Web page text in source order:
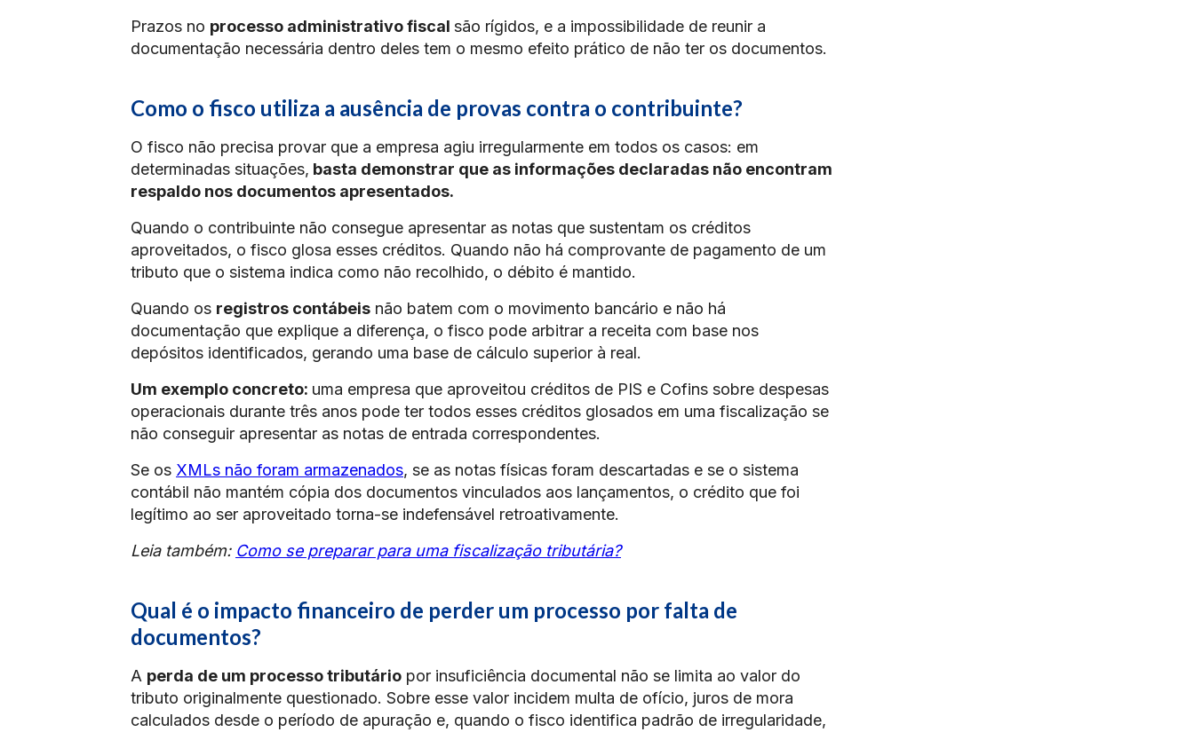
Prazos no processo administrativo fiscal são rígidos, e a impossibilidade de reunir a
documentação necessária dentro deles tem o mesmo efeito prático de não ter os documentos.
Como o fisco utiliza a ausência de provas contra o contribuinte?
O fisco não precisa provar que a empresa agiu irregularmente em todos os casos: em
determinadas situações, basta demonstrar que as informações declaradas não encontram
respaldo nos documentos apresentados.
Quando o contribuinte não consegue apresentar as notas que sustentam os créditos
aproveitados, o fisco glosa esses créditos. Quando não há comprovante de pagamento de um
tributo que o sistema indica como não recolhido, o débito é mantido.
Quando os registros contábeis não batem com o movimento bancário e não há
documentação que explique a diferença, o fisco pode arbitrar a receita com base nos
depósitos identificados, gerando uma base de cálculo superior à real.
Um exemplo concreto: uma empresa que aproveitou créditos de PIS e Cofins sobre despesas
operacionais durante três anos pode ter todos esses créditos glosados em uma fiscalização se
não conseguir apresentar as notas de entrada correspondentes.
Se os XMLs não foram armazenados, se as notas físicas foram descartadas e se o sistema
contábil não mantém cópia dos documentos vinculados aos lançamentos, o crédito que foi
legítimo ao ser aproveitado torna-se indefensável retroativamente.
Leia também: Como se preparar para uma fiscalização tributária?
Qual é o impacto financeiro de perder um processo por falta de
documentos?
A perda de um processo tributário por insuficiência documental não se limita ao valor do
tributo originalmente questionado. Sobre esse valor incidem multa de ofício, juros de mora
calculados desde o período de apuração e, quando o fisco identifica padrão de irregularidade,